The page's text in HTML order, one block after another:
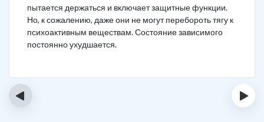
пытается держаться и включает защитные функции.
Но, к сожалению, даже они не могут перебороть тягу к
психоактивным веществам. Состояние зависимого
постоянно ухудшается.
‹ ›